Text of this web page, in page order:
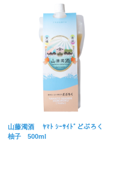
山藤濁酒 ﾔﾏﾄ ｼｰｻｲﾄﾞどぶろく
柚子 500ml